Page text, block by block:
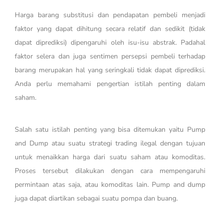
Harga barang substitusi dan pendapatan pembeli menjadi
faktor yang dapat dihitung secara relatif dan sedikit (tidak
dapat diprediksi) dipengaruhi oleh isu-isu abstrak. Padahal
faktor selera dan juga sentimen persepsi pembeli terhadap
barang merupakan hal yang seringkali tidak dapat diprediksi.
Anda perlu memahami pengertian istilah penting dalam
saham.
Salah satu istilah penting yang bisa ditemukan yaitu Pump
and Dump atau suatu strategi trading ilegal dengan tujuan
untuk menaikkan harga dari suatu saham atau komoditas.
Proses tersebut dilakukan dengan cara mempengaruhi
permintaan atas saja, atau komoditas lain. Pump and dump
juga dapat diartikan sebagai suatu pompa dan buang.